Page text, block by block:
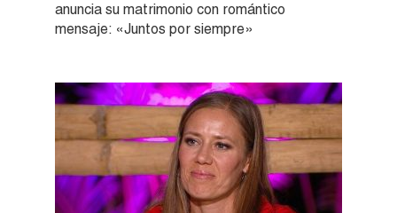
anuncia su matrimonio con romántico
mensaje: «Juntos por siempre»